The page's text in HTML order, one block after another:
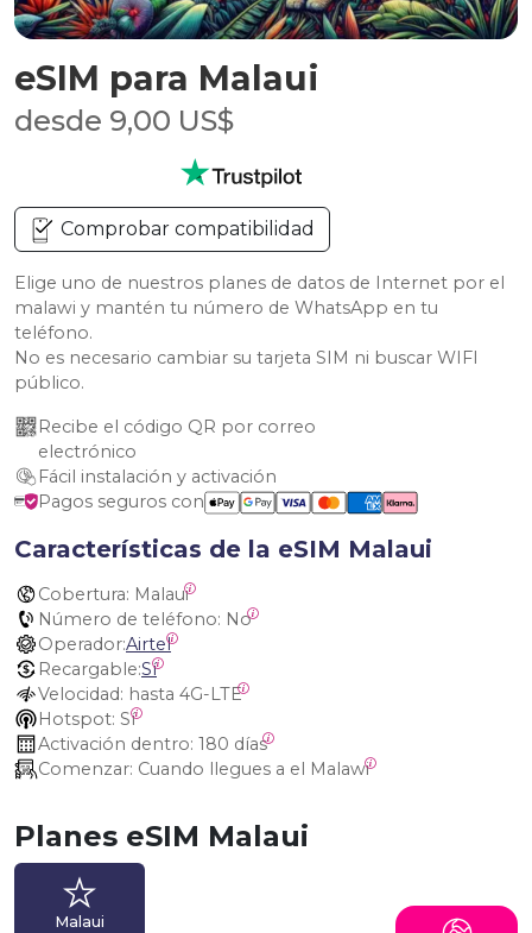
eSIM para Malaui
desde 9,00 US$
Comprobar compatibilidad
Elige uno de nuestros planes de datos de Internet por el
malawi y mantén tu número de WhatsApp en tu
teléfono.
No es necesario cambiar su tarjeta SIM ni buscar WIFI
público.
Recibe el código QR por correo
electrónico
Fácil instalación y activación
Pagos seguros con
Características de la eSIM Malaui
Cobertura: Malaui
Número de teléfono: No
Operador:Airtel
Recargable:Sí
Velocidad: hasta 4G-LTE
Hotspot: Sí
Activación dentro: 180 días
Comenzar: Cuando llegues a el Malawi
Planes eSIM Malaui
Malaui